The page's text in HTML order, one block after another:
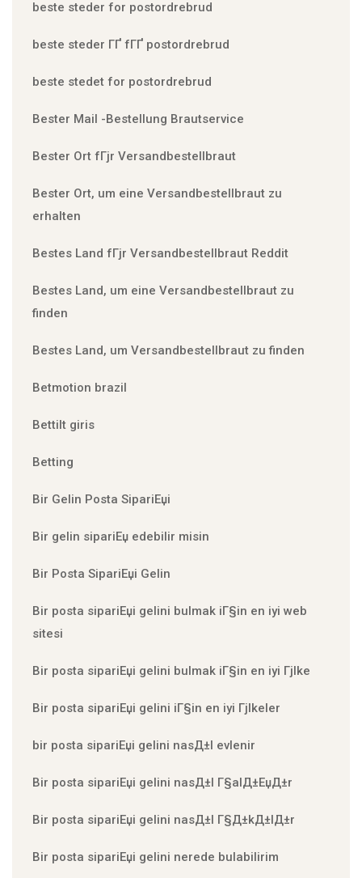
beste steder for postordrebrud
beste steder ГҐ fГҐ postordrebrud
beste stedet for postordrebrud
Bester Mail -Bestellung Brautservice
Bester Ort fГјr Versandbestellbraut
Bester Ort, um eine Versandbestellbraut zu
erhalten
Bestes Land fГјr Versandbestellbraut Reddit
Bestes Land, um eine Versandbestellbraut zu
finden
Bestes Land, um Versandbestellbraut zu finden
Betmotion brazil
Bettilt giris
Betting
Bir Gelin Posta SipariЕџi
Bir gelin sipariЕџ edebilir misin
Bir Posta SipariЕџi Gelin
Bir posta sipariЕџi gelini bulmak iГ§in en iyi web
sitesi
Bir posta sipariЕџi gelini bulmak iГ§in en iyi Гјlke
Bir posta sipariЕџi gelini iГ§in en iyi Гјlkeler
bir posta sipariЕџi gelini nasД±l evlenir
Bir posta sipariЕџi gelini nasД±l Г§alД±ЕџД±r
Bir posta sipariЕџi gelini nasД±l Г§Д±kД±lД±r
Bir posta sipariЕџi gelini nerede bulabilirim